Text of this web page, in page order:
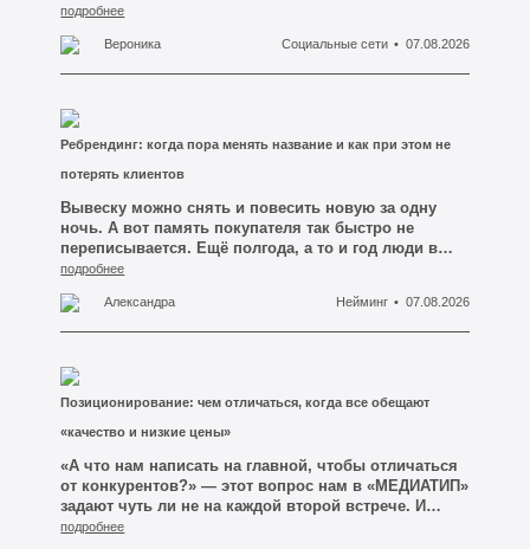
плохой, фотограф слабый или посты выходят
перестали быть покупателями — просто никто не
сказал об этом вслух.
подробнее
Вероника Социальные сети 07.08.2026
Ребрендинг: когда пора менять название и как при этом не
потерять клиентов
Вывеску можно снять и повесить новую за одну
ночь. А вот память покупателя так быстро не
переписывается. Ещё полгода, а то и год люди в
Кемерово будут искать вас по старому имени,
визитку из кошелька и звонить по номеру, который
вы давно сменили в шапке сайта.
подробнее
Александра Нейминг 07.08.2026
Позиционирование: чем отличаться, когда все обещают
«качество и низкие цены»
«А что нам написать на главной, чтобы отличаться
от конкурентов?» — этот вопрос нам в «МЕДИАТИП»
задают чуть ли не на каждой второй встрече. И
почти всегда человек уже знает, каким должен быть
подробнее